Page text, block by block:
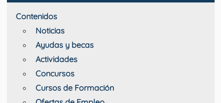
Contenidos
Noticias
Ayudas y becas
Actividades
Concursos
Cursos de Formación